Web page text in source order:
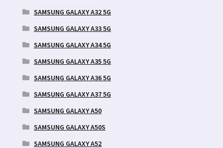
SAMSUNG GALAXY A32 5G
SAMSUNG GALAXY A33 5G
SAMSUNG GALAXY A34 5G
SAMSUNG GALAXY A35 5G
SAMSUNG GALAXY A36 5G
SAMSUNG GALAXY A37 5G
SAMSUNG GALAXY A50
SAMSUNG GALAXY A50S
SAMSUNG GALAXY A52